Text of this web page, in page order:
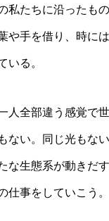
私たちに沿った
や手を借り、時に
いる。
人全部違う感覚
ない。同じ光もな
な生態系が動きだ
仕事をしていこう